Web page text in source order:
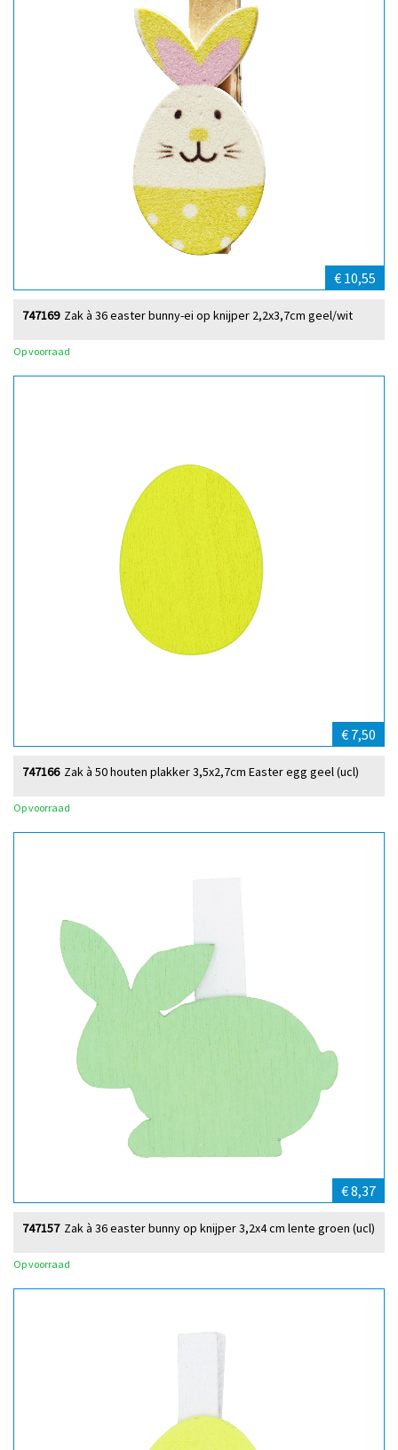
€ 10,55
Zak à 36 easter bunny-ei op knijper 2,2x3,7cm geel/wit
747169
Op voorraad
€ 7,50
Zak à 50 houten plakker 3,5x2,7cm Easter egg geel (ucl)
747166
Op voorraad
€ 8,37
Zak à 36 easter bunny op knijper 3,2x4 cm lente groen (ucl)
747157
Op voorraad